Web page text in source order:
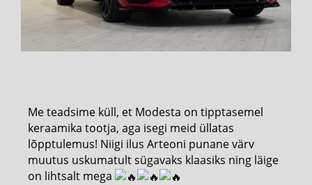
Me teadsime küll, et Modesta on tipptasemel
keraamika tootja, aga isegi meid üllatas
lõpptulemus! Niigi ilus Arteoni punane värv
muutus uskumatult sügavaks klaasiks ning läige
on lihtsalt mega